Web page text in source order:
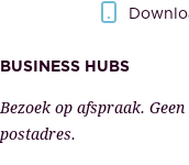
s
e
s
BUSINESS HUBS
Bezoek op afspraak. Geen
postadres.